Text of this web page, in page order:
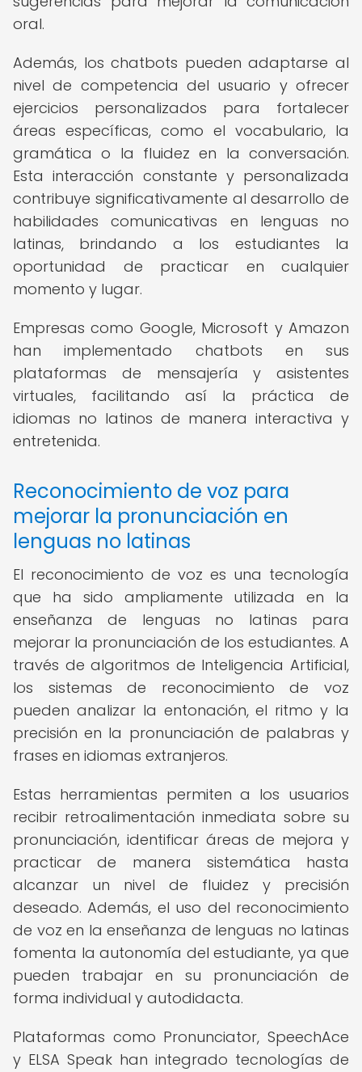
oral.
Además, los chatbots pueden adaptarse al
nivel de competencia del usuario y ofrecer
ejercicios personalizados para fortalecer
áreas específicas, como el vocabulario, la
gramática o la fluidez en la conversación.
Esta interacción constante y personalizada
contribuye significativamente al desarrollo de
habilidades comunicativas en lenguas no
latinas, brindando a los estudiantes la
oportunidad de practicar en cualquier
momento y lugar.
Empresas como Google, Microsoft y Amazon
han implementado chatbots en sus
plataformas de mensajería y asistentes
virtuales, facilitando así la práctica de
idiomas no latinos de manera interactiva y
entretenida.
Reconocimiento de voz para
mejorar la pronunciación en
lenguas no latinas
El reconocimiento de voz es una tecnología
que ha sido ampliamente utilizada en la
enseñanza de lenguas no latinas para
mejorar la pronunciación de los estudiantes. A
través de algoritmos de Inteligencia Artificial,
los sistemas de reconocimiento de voz
pueden analizar la entonación, el ritmo y la
precisión en la pronunciación de palabras y
frases en idiomas extranjeros.
Estas herramientas permiten a los usuarios
recibir retroalimentación inmediata sobre su
pronunciación, identificar áreas de mejora y
practicar de manera sistemática hasta
alcanzar un nivel de fluidez y precisión
deseado. Además, el uso del reconocimiento
de voz en la enseñanza de lenguas no latinas
fomenta la autonomía del estudiante, ya que
pueden trabajar en su pronunciación de
forma individual y autodidacta.
Plataformas como Pronunciator, SpeechAce
y ELSA Speak han integrado tecnologías de